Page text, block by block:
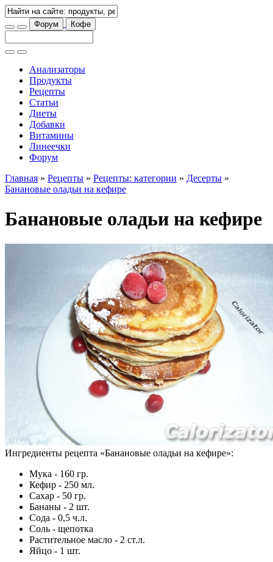
Форум Кофе
Анализаторы
Продукты
Рецепты
Статьи
Диеты
Добавки
Витамины
Линеечки
Форум
Главная » Рецепты » Рецепты: категории » Десерты »
Банановые оладьи на кефире
Банановые оладьи на кефире
Ингредиенты рецепта «Банановые оладьи на кефире»:
Мука - 160 гр.
Кефир - 250 мл.
Сахар - 50 гр.
Бананы - 2 шт.
Сода - 0,5 ч.л.
Соль - щепотка
Растительное масло - 2 ст.л.
Яйцо - 1 шт.